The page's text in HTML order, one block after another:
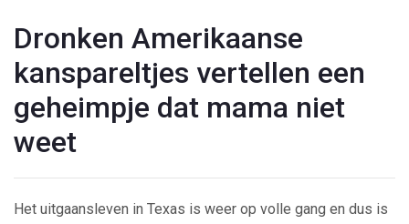
Dronken Amerikaanse
kanspareltjes vertellen een
geheimpje dat mama niet
weet
Het uitgaansleven in Texas is weer op volle gang en dus is